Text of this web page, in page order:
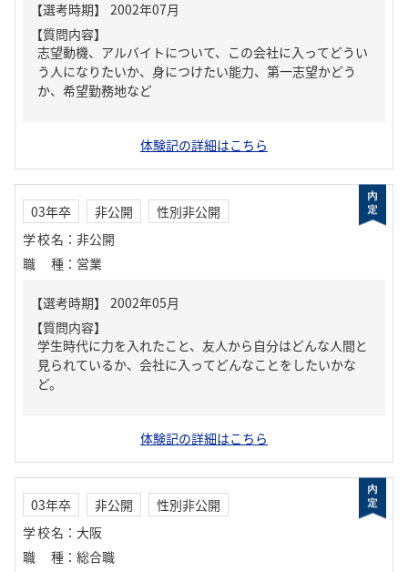
【質問内容】
志望動機、アルバイトについて、この会社に入ってどうい
う人になりたいか、身につけたい能力、第一志望かどう
か、希望勤務地など
体験記の詳細はこちら
03年卒 非公開
性別非公開
学校名 ： 非公開
職種 ： 営業
【質問内容】
学生時代に力を入れたこと、友人から自分はどんな人間と
見られているか、会社に入ってどんなことをしたいかな
ど。
体験記の詳細はこちら
03年卒 非公開
性別非公開
学校名 ： 大阪
職種 ： 総合職